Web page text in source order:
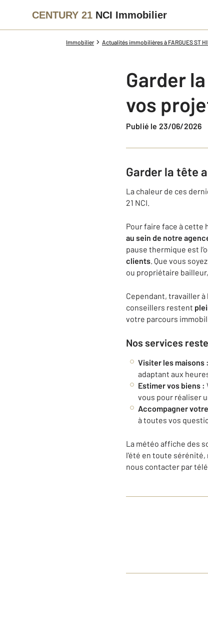
CENTURY 21 NCI Immobilier
Immobilier Actualités immobilières à FARGUES ST
Garder
vos
Publié le 23/06/2026
Garder la tête
La chaleur de ces
21 NCI.
Pour faire face à cette
au sein de notre
pause thermique est
clients. Que vous
ou propriétaire
Cependant, travailler
conseillers restent
votre parcours
Nos services
Visiter les maisons :
adaptant aux
Estimer vos biens :
vous pour réaliser
Accompagner
à toutes vos
La météo affiche des
l'été en toute sérénité,
nous contacter par